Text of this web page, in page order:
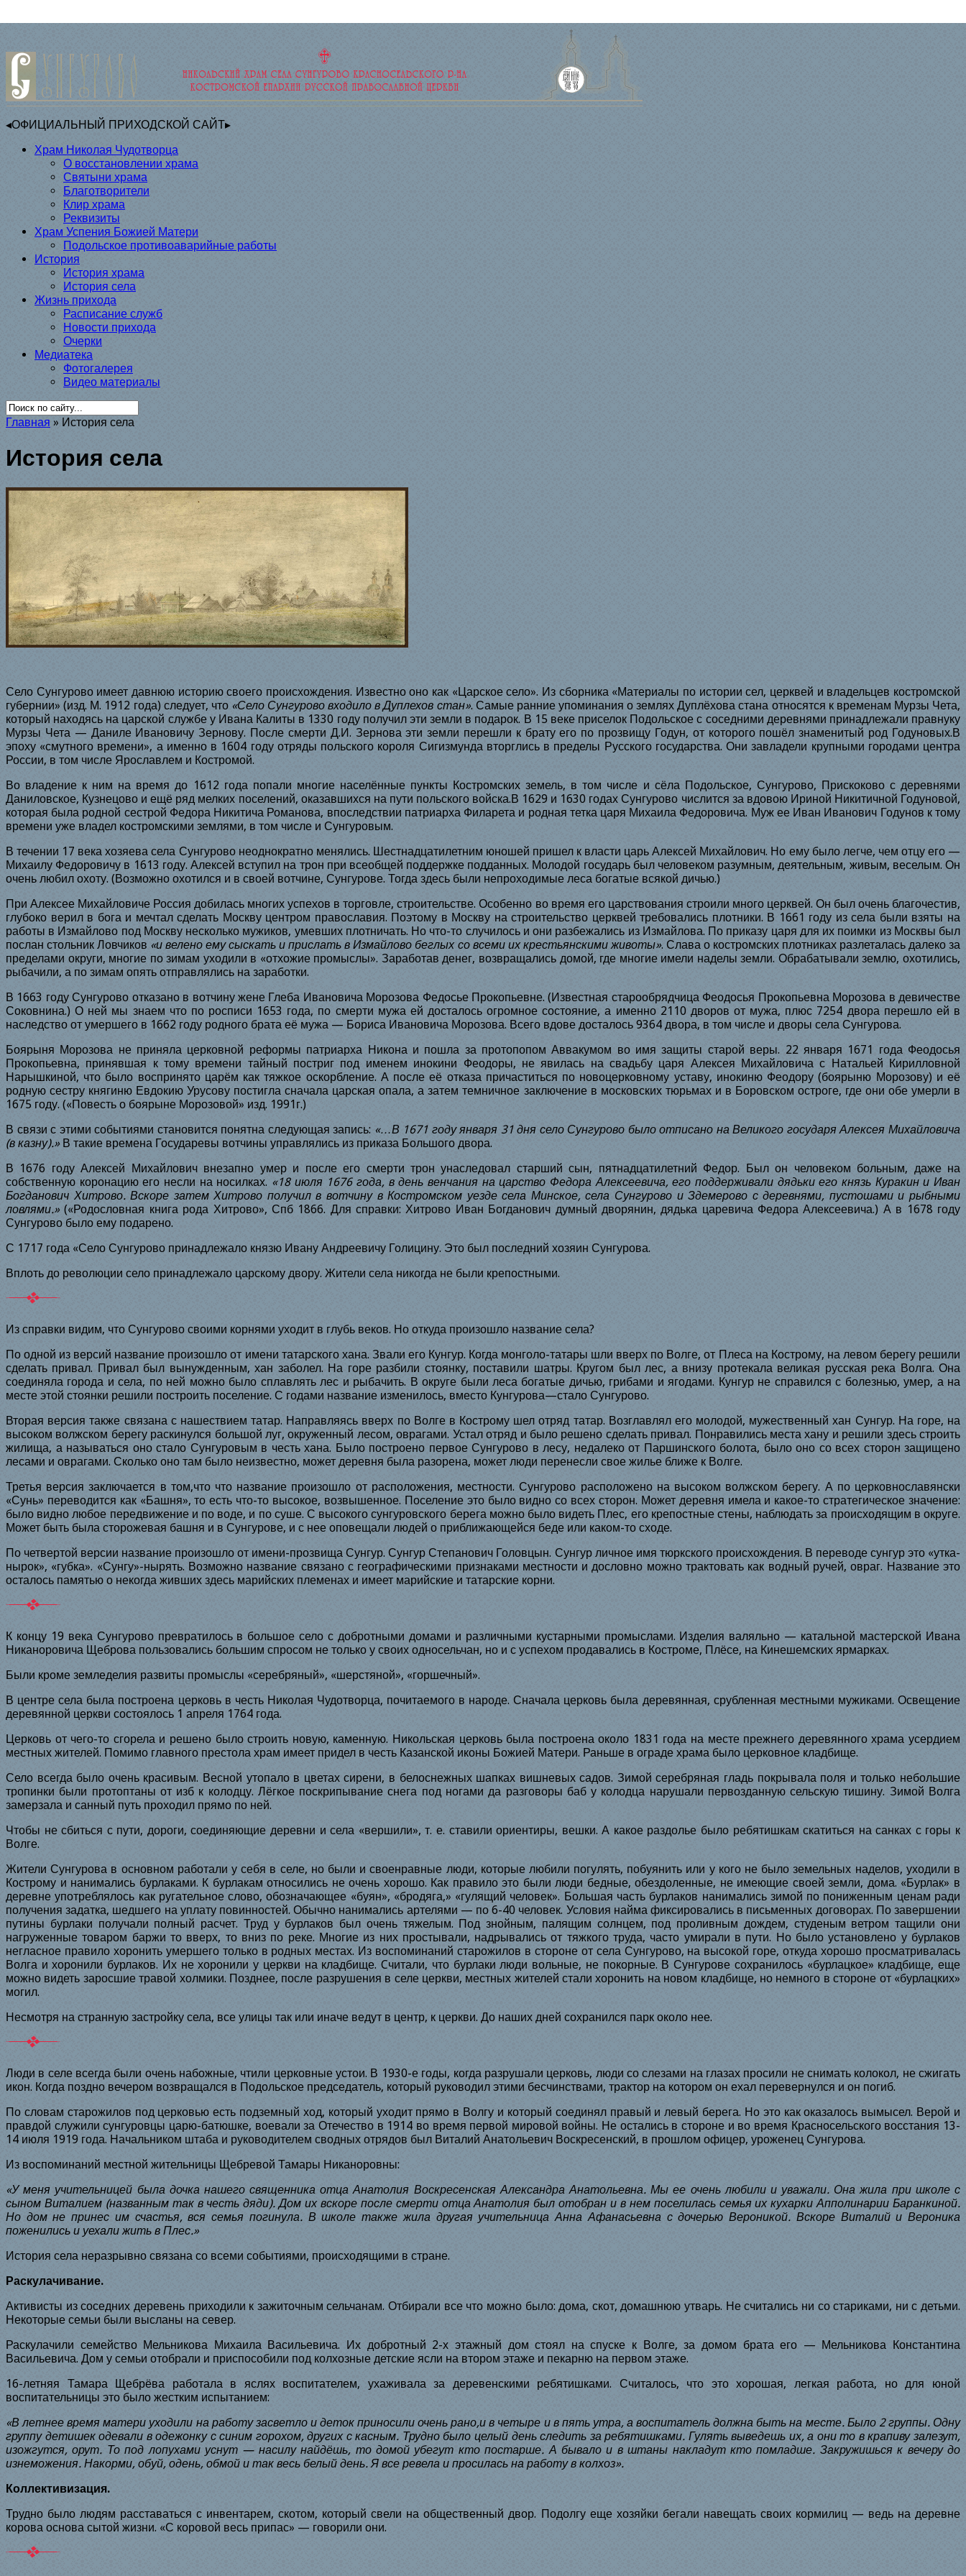
◂ОФИЦИАЛЬНЫЙ ПРИХОДСКОЙ САЙТ▸
Храм Николая Чудотворца
О восстановлении храма
Святыни храма
Благотворители
Клир храма
Реквизиты
Храм Успения Божией Матери
Подольское противоаварийные работы
История
История храма
История села
Жизнь прихода
Расписание служб
Новости прихода
Очерки
Медиатека
Фотогалерея
Видео материалы
Главная » История села
История села
Село Сунгурово имеет давнюю историю своего происхождения. Известно оно как «Царское село». Из сборника «Материалы по истории сел, церквей и владельцев костромской
губернии» (изд. М. 1912 года) следует, что «Село Сунгурово входило в Дуплехов стан». Самые ранние упоминания о землях Дуплёхова стана относятся к временам Мурзы Чета,
который находясь на царской службе у Ивана Калиты в 1330 году получил эти земли в подарок. В 15веке приселок Подольское с соседними деревнями принадлежали правнуку
Мурзы Чета — Даниле Ивановичу Зернову. После смерти Д.И. Зернова эти земли перешли к брату его по прозвищу Годун, от которого пошёл знаменитый род Годуновых.В
эпоху «смутного времени», а именно в 1604 году отряды польского короля Сигизмунда вторглись в пределы Русского государства. Они завладели крупными городами центра
России, в том числе Ярославлем и Костромой.
Во владение к ним на время до 1612года попали многие населённые пункты Костромских земель, в том числе и сёла Подольское, Сунгурово, Прискоково с деревнями
Даниловское, Кузнецово и ещё ряд мелких поселений, оказавшихся на пути польского войска.В 1629 и 1630 годах Сунгурово числится за вдовою Ириной Никитичной Годуновой,
которая была родной сестрой Федора Никитича Романова, впоследствии патриарха Филарета и родная тетка царя Михаила Федоровича. Муж ее Иван Иванович Годунов к тому
времени уже владел костромскими землями, в том числе и Сунгуровым.
В течении 17 века хозяева села Сунгурово неоднократно менялись. Шестнадцатилетним юношей пришел к власти царь Алексей Михайлович. Но ему было легче, чем отцу его —
Михаилу Федоровичу в 1613 году. Алексей вступил на трон при всеобщей поддержке подданных. Молодой государь был человеком разумным, деятельным, живым, веселым. Он
очень любил охоту. (Возможно охотился и в своей вотчине, Сунгурове. Тогда здесь были непроходимые леса богатые всякой дичью.)
При Алексее Михайловиче Россия добилась многих успехов в торговле, строительстве. Особенно во время его царствования строили много церквей. Он был очень благочестив,
глубоко верил в бога и мечтал сделать Москву центром православия. Поэтому в Москву на строительство церквей требовались плотники. В 1661 году из села были взяты на
работы в Измайлово под Москву несколько мужиков, умевших плотничать. Но что-то случилось и они разбежались из Измайлова. По приказу царя для их поимки из Москвы был
послан стольник Ловчиков «и велено ему сыскать и прислать в Измайлово беглых со всеми их крестьянскими животы». Слава о костромских плотниках разлеталась далеко за
пределами округи, многие по зимам уходили в «отхожие промыслы». Заработав денег, возвращались домой, где многие имели наделы земли. Обрабатывали землю, охотились,
рыбачили, а по зимам опять отправлялись на заработки.
В 1663 году Сунгурово отказано в вотчину жене Глеба Ивановича Морозова Федосье Прокопьевне. (Известная старообрядчица Феодосья Прокопьевна Морозова в девичестве
Соковнина.) О ней мы знаем что по росписи 1653 года, по смерти мужа ей досталось огромное состояние, а именно 2110 дворов от мужа, плюс 7254 двора перешло ей в
наследство от умершего в 1662 году родного брата её мужа — Бориса Ивановича Морозова. Всего вдове досталось 9364 двора, в том числе и дворы села Сунгурова.
Боярыня Морозова не приняла церковной реформы патриарха Никона и пошла за протопопом Аввакумом во имя защиты старой веры. 22 января 1671
года Феодосья
Прокопьевна, принявшая к тому времени тайный постриг под именем инокини Феодоры, не явилась на свадьбу царя Алексея Михайловича с Натальей Кирилловной
Нарышкиной, что было воспринято царём как тяжкое оскорбление. А после её отказа причаститься по новоцерковному уставу, инокиню Феодору (боярыню Морозову) и её
родную сестру княгиню Евдокию Урусову постигла сначала царская опала, а затем темничное заключение в московских тюрьмах и в Боровском остроге, где они обе умерли в
1675 году. («Повесть о боярыне Морозовой» изд. 1991г.)
В связи с этими событиями становится понятна следующая запись: «…В 1671 году января 31 дня село Сунгурово было отписано на Великого государя Алексея Михайловича
(в казну).»В такие времена Государевы вотчины управлялись из приказа Большого двора.
В 1676 году Алексей Михайлович внезапно умер и после его смерти трон унаследовал старший сын, пятнадцатилетний Федор. Был он человеком больным, даже на
собственную коронацию его несли на носилках. «18 июля 1676года, в день венчания на царство Федора Алексеевича, его поддерживали дядьки его князь Куракин и Иван
Богданович Хитрово. Вскоре затем Хитрово получил в вотчину в Костромском уезде села Минское, села Сунгурово и Здемерово с деревнями, пустошами и рыбными
ловлями.» («Родословная книга рода Хитрово», Спб 1866. Для справки: Хитрово Иван Богданович думный дворянин, дядька царевича Федора Алексеевича.) А в 1678 году
Сунгурово было ему подарено.
С 1717 года «Село Сунгурово принадлежало князю Ивану Андреевичу Голицину. Это был последний хозяин Сунгурова.
Вплоть до революции село принадлежало царскому двору. Жители села никогда не были крепостными.
Из справки видим, что Сунгурово своими корнями уходит в глубь веков. Но откуда произошло название села?
По одной из версий название произошло от имени татарского хана. Звали его Кунгур. Когда монголо-татары шли вверх по Волге, от Плеса на Кострому, на левом берегу решили
сделать привал. Привал был вынужденным, хан заболел. На горе разбили стоянку, поставили шатры. Кругом был лес, а внизу протекала великая русская река Волга. Она
соединяла города и села, по ней можно было сплавлять лес и рыбачить. В округе были леса богатые дичью, грибами и ягодами. Кунгур не справился с болезнью, умер, а на
месте этой стоянки решили построить поселение. С годами название изменилось, вместо Кунгурова—стало Сунгурово.
Вторая версия также связана с нашествием татар. Направляясь вверх по Волге в Кострому шел отряд татар. Возглавлял его молодой, мужественный хан Сунгур. На горе, на
высоком волжском берегу раскинулся большой луг, окруженный лесом, оврагами. Устал отряд и было решено сделать привал. Понравились места хану и решили здесь строить
жилища, а называться оно стало Сунгуровым в честь хана. Было построено первое Сунгурово в лесу, недалеко от Паршинского болота, было оно со всех сторон защищено
лесами и оврагами. Сколько оно там было неизвестно, может деревня была разорена, может люди перенесли свое жилье ближе к Волге.
Третья версия заключается в том,что что название произошло от расположения, местности. Сунгурово расположено на высоком волжском берегу. А по церковнославянски
«Сунь» переводится как «Башня», то есть что-то высокое, возвышенное. Поселение это было видно со всех сторон. Может деревня имела и какое-то стратегическое значение:
было видно любое передвижение и по воде, и по суше. С высокого сунгуровского берега можно было видеть Плес, его крепостные стены, наблюдать за происходящим в округе.
Может быть была сторожевая башня и в Сунгурове, и с нее оповещали людей о приближающейся беде или каком-то сходе.
По четвертой версии название произошло от имени-прозвища Сунгур. Сунгур Степанович Головцын. Сунгур личное имя тюркского происхождения. В переводе сунгур это «утка-
нырок», «губка». «Сунгу»-нырять. Возможно название связано с географическими признаками местности и дословно можно трактовать как водный ручей, овраг. Название это
осталось памятью о некогда живших здесь марийских племенах и имеет марийские и татарские корни.
К концу 19 века Сунгурово превратилось в большое село с добротными домами и различными кустарными промыслами. Изделия валяльно — катальной мастерской Ивана
Никаноровича Щеброва пользовались большим спросом не только у своих односельчан, но и с успехом продавались в Костроме, Плёсе, на Кинешемских ярмарках.
Были кроме земледелия развиты промыслы «серебряный», «шерстяной», «горшечный».
В центре села была построена церковь в честь Николая Чудотворца, почитаемого в народе. Сначала церковь была деревянная, срубленная местными мужиками. Освещение
деревянной церкви состоялось 1 апреля 1764 года.
Церковь от чего-то сгорела и решено было строить новую, каменную. Никольская церковь была построена около 1831 года на месте прежнего деревянного храма усердием
местных жителей. Помимо главного престола храм имеет придел в честь Казанской иконы Божией Матери. Раньше в ограде храма было церковное кладбище.
Село всегда было очень красивым. Весной утопало в цветах сирени, в белоснежных шапках вишневых садов. Зимой серебряная гладь покрывала поля и только небольшие
тропинки были протоптаны от изб к колодцу. Лёгкое поскрипывание снега под ногами да разговоры баб у колодца нарушали первозданную сельскую тишину. Зимой Волга
замерзала и санный путь проходил прямо по ней.
Чтобы не сбиться с пути, дороги, соединяющие деревни и села «вершили», т. е. ставили ориентиры, вешки. А какое раздолье было ребятишкам скатиться на санках с горы к
Волге.
Жители Сунгурова в основном работали у себя в селе, но были и своенравные люди, которые любили погулять, побуянить или у кого не было земельных наделов, уходили в
Кострому и нанимались бурлаками. К бурлакам относились не очень хорошо. Как правило это были люди бедные, обездоленные, не имеющие своей земли, дома. «Бурлак» в
деревне употреблялось как ругательное слово, обозначающее «буян», «бродяга,» «гулящий человек». Большая часть бурлаков нанимались зимой по пониженным ценам ради
получения задатка, шедшего на уплату повинностей. Обычно нанимались артелями — по 6-40 человек. Условия найма фиксировались в письменных договорах. По завершении
путины бурлаки получали полный расчет. Труд у бурлаков был очень тяжелым. Под знойным, палящим солнцем, под проливным дождем, студеным ветром тащили они
нагруженные товаром баржи то вверх, то вниз по реке. Многие из них простывали, надрывались от тяжкого труда, часто умирали в пути. Но было установлено у бурлаков
негласное правило хоронить умершего только в родных местах. Из воспоминаний старожилов в стороне от села Сунгурово, на высокой горе, откуда хорошо просматривалась
Волга и хоронили бурлаков. Их не хоронили у церкви на кладбище. Cчитали, что бурлаки люди вольные, не покорные. В Сунгурове сохранилось «бурлацкое» кладбище, еще
можно видеть заросшие травой холмики. Позднее, после разрушения в селе церкви, местных жителей стали хоронить на новом кладбище, но немного в стороне от «бурлацких»
могил.
Несмотря на странную застройку села, все улицы так или иначе ведут в центр, к церкви. До наших дней сохранился парк около нее.
Люди в селе всегда были очень набожные, чтили церковные устои. В 1930-е годы, когда разрушали церковь, люди со слезами на глазах просили не снимать колокол, не сжигать
икон. Когда поздно вечером возвращался в Подольское председатель, который руководил этими бесчинствами, трактор на котором он ехал перевернулся и он погиб.
По словам старожилов под церковью есть подземный ход, который уходит прямо в Волгу и который соединял правый и левый берега. Но это как оказалось вымысел. Верой и
правдой служили сунгуровцы царю-батюшке, воевали за Отечество в 1914 во время первой мировой войны. Не остались в стороне и во время Красносельского восстания 13-
14 июля 1919 года. Начальником штаба и руководителем сводных отрядов был Виталий Анатольевич Воскресенский, в прошлом офицер, уроженец Сунгурова.
Из воспоминаний местной жительницы Щебревой Тамары Никаноровны:
«У меня учительницей была дочка нашего священника отца Анатолия Воскресенская Александра Анатольевна. Мы ее очень любили и уважали. Она жила при школе с
сыном Виталием (названным так в честь дяди). Дом их вскоре после смерти отца Анатолия был отобран и в нем поселилась семья их кухарки Апполинарии Баранкиной.
Но дом не принес им счастья, вся семья погинула. В школе также жила другая учительница Анна Афанасьевна с дочерью Вероникой. Вскоре Виталий и Вероника
поженились и уехали жить в Плес.»
История села неразрывно связана со всеми событиями, происходящими в стране.
Раскулачивание.
Активисты из соседних деревень приходили к зажиточным сельчанам. Отбирали все что можно было: дома, скот, домашнюю утварь. Не считались ни со стариками, ни с детьми.
Некоторые семьи были высланы на север.
Раскулачили семейство Мельникова Михаила Васильевича. Их добротный 2-х этажный дом стоял на спуске к Волге, за домом брата его — Мельникова Константина
Васильевича. Дом у семьи отобрали и приспособили под колхозные детские ясли на втором этаже и пекарню на первом этаже.
16-летняя Тамара Щебрёва работала в яслях воспитателем, ухаживала за деревенскими ребятишками. Считалось, что это хорошая, легкая работа, но для юной
воспитательницы это было жестким испытанием:
«В летнее время матери уходили на работу засветло и деток приносили очень рано,и в четыре и в пять утра, а воспитатель должна быть на месте. Было 2 группы. Одну
группу детишек одевали в одежонку с синим горохом, других с касным. Трудно было целый день следить за ребятишками. Гулять выведешь их, а они то в крапиву залезут,
изожгутся, орут. То под лопухами уснут — насилу найдёшь, то домой убегут кто постарше. А бывало и в штаны накладут кто помладше. Закружишься к вечеру до
изнеможения. Накорми, обуй, одень, обмой и так весь белый день. Я все ревела и просилась на работу в колхоз».
Коллективизация.
Трудно было людям расставаться с инвентарем, скотом, который свели на общественный двор. Подолгу еще хозяйки бегали навещать своих кормилиц — ведь на деревне
корова основа сытой жизни. «С коровой весь припас» — говорили они.